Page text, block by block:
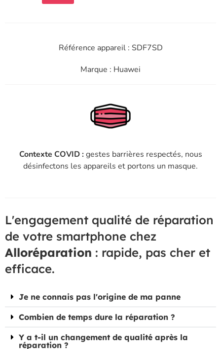
Référence appareil : SDF7SD
Marque : Huawei
Contexte COVID :gestes barrières respectés, nous
désinfectons les appareils et portons un masque.
L'engagement qualité de réparation
de votre smartphone chez
Alloréparation : rapide, pas cher et
efficace.
Je ne connais pas l'origine de ma panne
Combien de temps dure la réparation ?
Y a t-il un changement de qualité après la
réparation ?